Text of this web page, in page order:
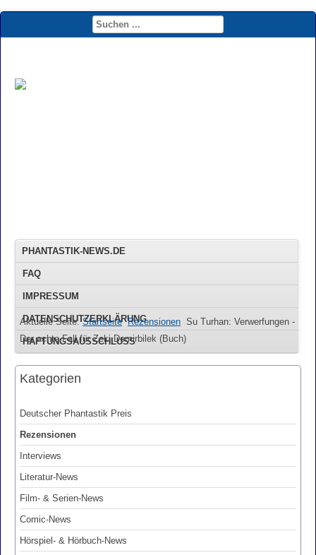
PHANTASTIK-NEWS.DE
FAQ
IMPRESSUM
DATENSCHUTZERKLÄRUNG
HAFTUNGSAUSSCHLUSS
Aktuelle Seite:Startseite Rezensionen Su Turhan: Verwerfungen -
Der achte Fall für Zeki Demirbilek (Buch)
Kategorien
Deutscher Phantastik Preis
Rezensionen
Interviews
Literatur-News
Film- & Serien-News
Comic-News
Hörspiel- & Hörbuch-News